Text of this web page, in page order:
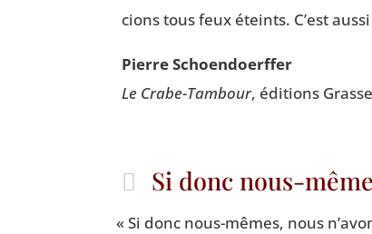
cions tous feux éteints. C’est
Pierre Schoen­doerf­fer
Le Crabe-Tam­bour, édi­tions
Si donc nous-
« Si donc nous-mêmes, nous